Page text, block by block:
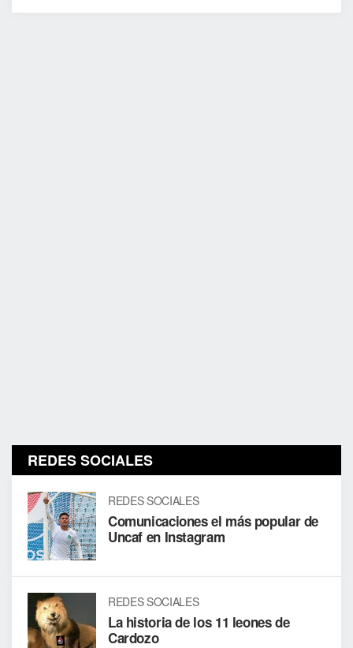
REDES SOCIALES
REDES SOCIALES
Comunicaciones el más popular de
Uncaf en Instagram
REDES SOCIALES
La historia de los 11 leones de
Cardozo